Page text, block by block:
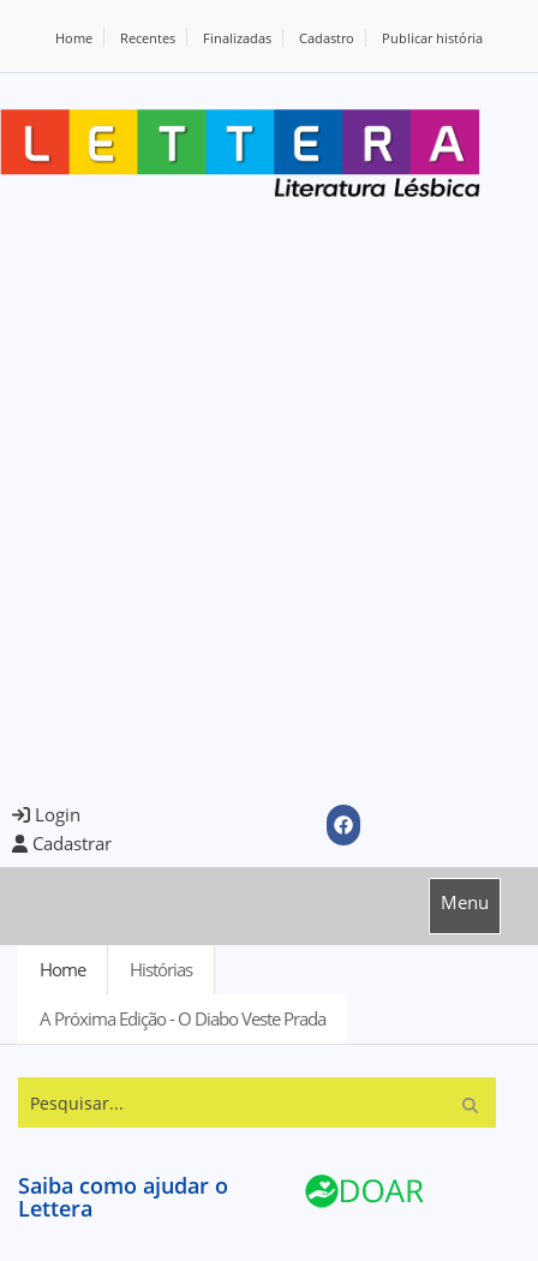
Home Recentes Finalizadas Cadastro Publicar história
Login
Cadastrar
Menu
Home Histórias
A Próxima Edição - O Diabo Veste Prada
Saiba como ajudar o
Lettera